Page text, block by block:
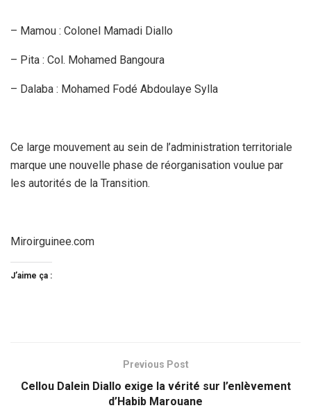
– Mamou : Colonel Mamadi Diallo
– Pita : Col. Mohamed Bangoura
– Dalaba : Mohamed Fodé Abdoulaye Sylla
Ce large mouvement au sein de l’administration territoriale
marque une nouvelle phase de réorganisation voulue par
les autorités de la Transition.
Miroirguinee.com
J’aime ça :
Previous Post
Cellou Dalein Diallo exige la vérité sur l’enlèvement
d’Habib Marouane